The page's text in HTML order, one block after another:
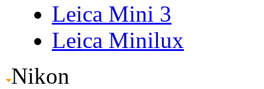
Leica Mini 3
Leica Minilux
Nikon